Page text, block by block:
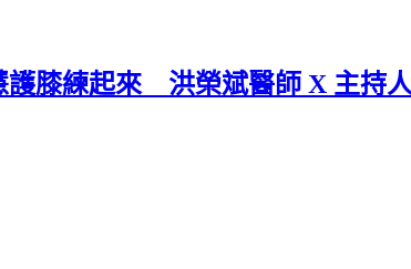
護膝練起來 洪榮斌醫師 X 主持